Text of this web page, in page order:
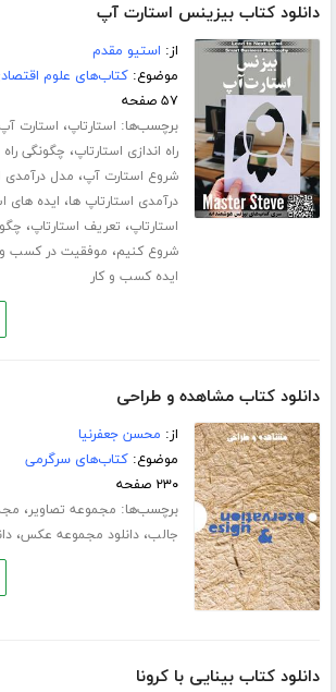
دانلود کتاب بیزینس استارت آپ
از: استیو مقدم
موضوع:کتاب‌های علوم
۵۷ صفحه
برچسب‌ها: استارتاپ، استارت آپ
راه اندازی استارتاپ، چگونگی راه
شروع استارت آپ، مدل درآمدی
درآمدی استارتاپ ها، ایده های
استارتاپ، تعریف استارتاپ،
شروع کنیم، موفقیت در کسب و
ایده کسب و کار
دانلود کتاب مشاهده و طراحی
از: محسن جعفرنیا
موضوع:کتاب‌های سرگرمی
۲۳۰ صفحه
برچسب‌ها: مجموعه تصاویر،
جالب،دانلود مجموعه عکس،
دانلود کتاب بینایی با کرونا